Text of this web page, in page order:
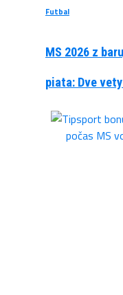
Futbal
MS 2026 z
piata: Dve